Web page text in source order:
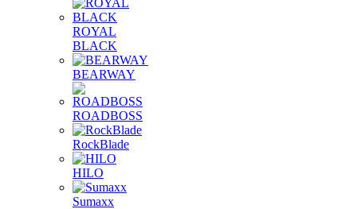
ROYAL
BLACK
BEARWAY
ROADBOSS
RockBlade
HILO
Sumaxx